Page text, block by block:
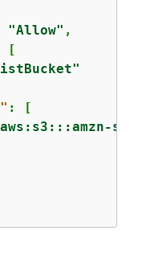
"Allow" ,
[
: [
s3-